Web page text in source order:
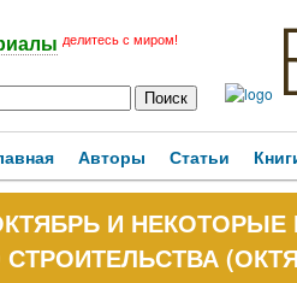
делитесь с миром!
Авторы Статьи
И